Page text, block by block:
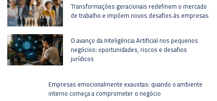
Transformações geracionais redefinem o mercado
de trabalho e impõem novos desafios às empresas
O avanço da Inteligência Artificial nos pequenos
negócios: oportunidades, riscos e desafios
jurídicos
Empresas emocionalmente exaustas: quando o ambiente
interno começa a comprometer o negócio